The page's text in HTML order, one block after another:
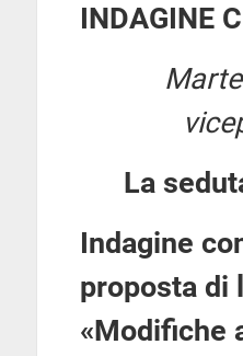
INDAGINE
La
Indagine
proposta di
«Modifiche